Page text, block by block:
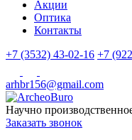
Акции
Оптика
Контакты
+7 (3532) 43-02-16 +7
arhbr156@gmail.com
Научно
Заказать звонок